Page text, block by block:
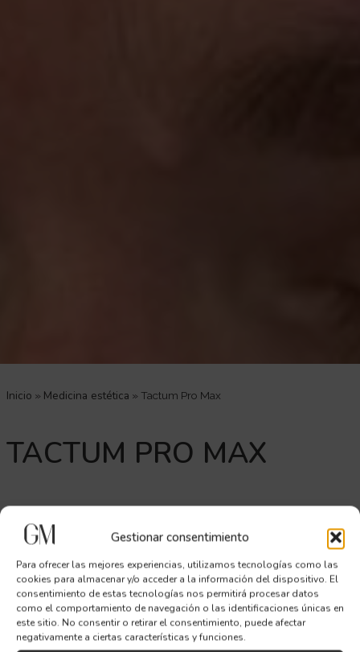
Gestionar consentimiento
Para ofrecer las mejores experiencias, utilizamos tecnologías como las
cookies para almacenar y/o acceder a la información del dispositivo. El
consentimiento de estas tecnologías nos permitirá procesar datos
como el comportamiento de navegación o las identificaciones únicas en
este sitio. No consentir o retirar el consentimiento, puede afectar
negativamente a ciertas características y funciones.
Inicio » Medicina estética » Tactum Pro Max
TACTUM PRO MAX
Tactum Pro Max es un tratamiento médico-estético que
combina radiofrecuencia, electroestimulación e infrarrojos para
activar los procesos de regeneración celular desde el interior,
sin necesidad de agujas ni tiempo de recuperación.
En Clínica Dra. Gracia Moreno lo aplicamos tanto en